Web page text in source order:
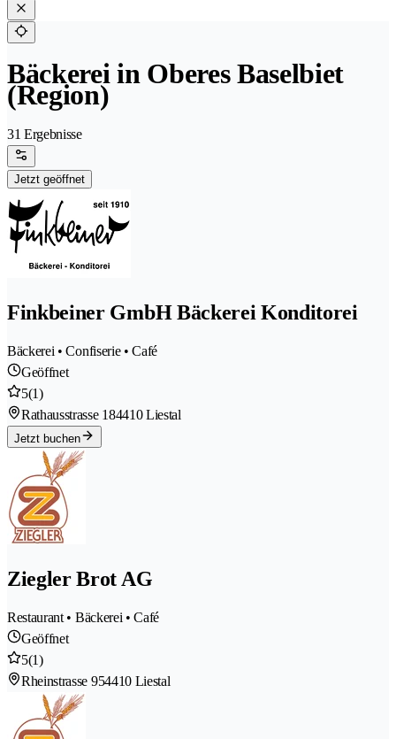
Bäckerei in Oberes Baselbiet
(Region)
31 Ergebnisse
Jetzt geöffnet
Finkbeiner GmbH Bäckerei Konditorei
Bäckerei • Confiserie • Café
Geöffnet
5(1)
Rathausstrasse 184410 Liestal
Jetzt buchen
Ziegler Brot AG
Restaurant • Bäckerei • Café
Geöffnet
5(1)
Rheinstrasse 954410 Liestal